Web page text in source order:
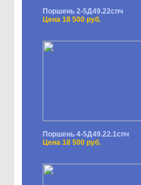
Поршень 2-5Д49.22спч
Цена 18 500 руб.
Поршень 4-5Д49.22.1спч
Цена 18 500 руб.